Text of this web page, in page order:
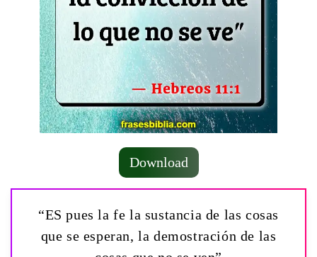
Download
“ES pues la fe la sustancia de las cosas
que se esperan, la demostración de las